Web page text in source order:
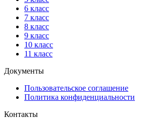
6 класс
7 класс
8 класс
9 класс
10 класс
11 класс
Документы
Пользовательское соглашение
Политика конфиденциальности
Контакты